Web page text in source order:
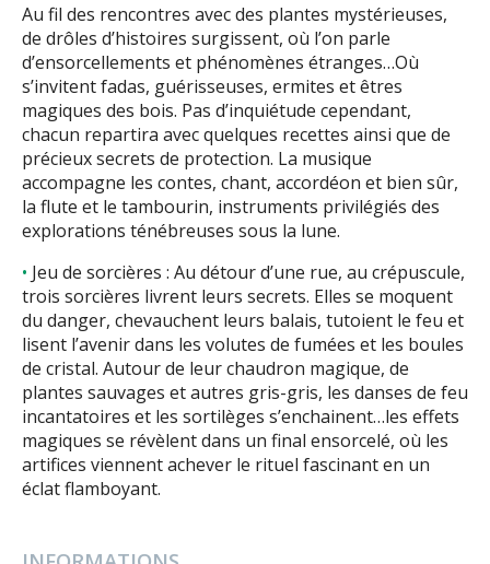
Au fil des rencontres avec des plantes mystérieuses,
de drôles d’histoires surgissent, où l’on parle
d’ensorcellements et phénomènes étranges…Où
s’invitent fadas, guérisseuses, ermites et êtres
magiques des bois. Pas d’inquiétude cependant,
chacun repartira avec quelques recettes ainsi que de
précieux secrets de protection. La musique
accompagne les contes, chant, accordéon et bien sûr,
la flute et le tambourin, instruments privilégiés des
explorations ténébreuses sous la lune.
Jeu de sorcières : Au détour d’une rue, au crépuscule,
trois sorcières livrent leurs secrets. Elles se moquent
du danger, chevauchent leurs balais, tutoient le feu et
lisent l’avenir dans les volutes de fumées et les boules
de cristal. Autour de leur chaudron magique, de
plantes sauvages et autres gris-gris, les danses de feu
incantatoires et les sortilèges s’enchainent…les effets
magiques se révèlent dans un final ensorcelé, où les
artifices viennent achever le rituel fascinant en un
éclat flamboyant.